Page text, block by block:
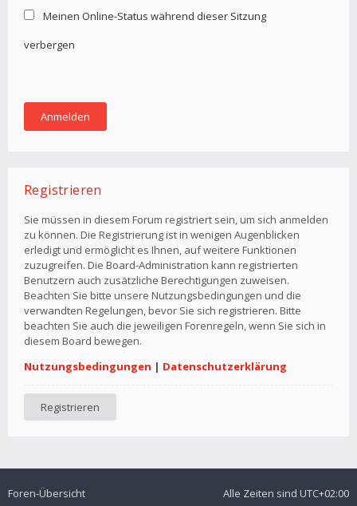
Meinen Online-Status während dieser Sitzung
verbergen
Registrieren
Sie müssen in diesem Forum registriert sein, um sich anmelden
zu können. Die Registrierung ist in wenigen Augenblicken
erledigt und ermöglicht es Ihnen, auf weitere Funktionen
zuzugreifen. Die Board-Administration kann registrierten
Benutzern auch zusätzliche Berechtigungen zuweisen.
Beachten Sie bitte unsere Nutzungsbedingungen und die
verwandten Regelungen, bevor Sie sich registrieren. Bitte
beachten Sie auch die jeweiligen Forenregeln, wenn Sie sich in
diesem Board bewegen.
Nutzungsbedingungen | Datenschutzerklärung
Registrieren
Foren-Übersicht Alle Zeiten sind UTC+02:00